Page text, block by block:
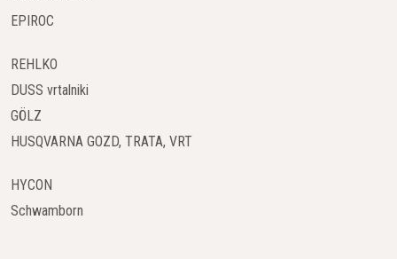
EPIROC
REHLKO
DUSS vrtalniki
GÖLZ
HUSQVARNA GOZD, TRATA, VRT
HYCON
Schwamborn